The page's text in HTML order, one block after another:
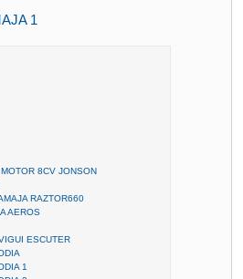
1
8CV JONSON
RAZTOR660
AEROS
ESCUTER
1